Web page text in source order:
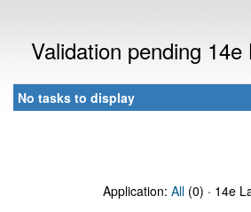
Validation pending
No tasks to display
Application: All (0) · 14e